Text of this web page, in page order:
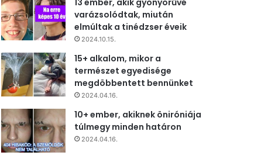
13 ember, akik gyönyörűvé
varázsolódtak, miután
elmúltak a tinédzser éveik
2024.10.15.
15+ alkalom, mikor a
természet egyedisége
megdöbbentett bennünket
2024.04.16.
10+ ember, akiknek öniróniája
túlmegy minden határon
2024.04.16.